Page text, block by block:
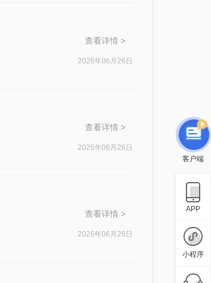
查看详情 >
2026年06月26日
查看详情 >
2026年06月26日
查看详情 >
2026年06月26日
客户端
APP
小程序